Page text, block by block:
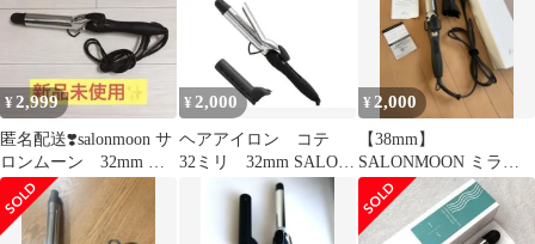
¥2,999
匿名配送❣️salonmoon サ
ロンムーン 32mm コ
テ アイロン カバー
付き
¥ 2,000
ヘアアイロン コテ
32ミリ 32mm SALON
MOON Pro カバー付
¥ 2,000
【38mm】
SALONMOON ミラー
ダブルイオン カールヘ
アアイロン 本体